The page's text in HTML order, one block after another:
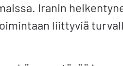
Iranin
liittyviä